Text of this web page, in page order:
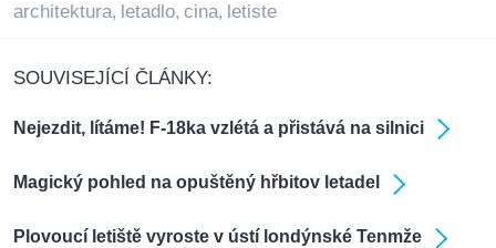
architektura, letadlo, cina, letiste
SOUVISEJÍCÍ ČLÁNKY:
Nejezdit, lítáme! F-18ka vzlétá a přistává na silnici
Magický pohled na opuštěný hřbitov letadel
Plovoucí letiště vyroste v ústí londýnské Tenmže